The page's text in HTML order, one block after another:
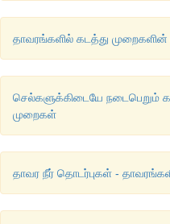
தாவரங்களில் கடத்து
செல்களுக்கிடையே நடைபெறும்
முறைகள்
தாவர நீர் தொடர்புகள் -